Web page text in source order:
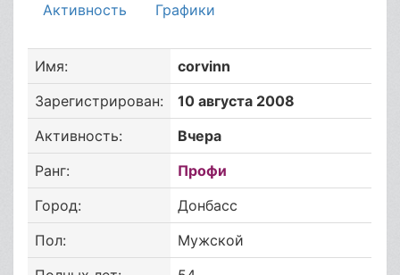
Активность Графики
Имя:
corvinn
Зарегистрирован:
10 августа 2008
Активность:
Вчера
Ранг:
Профи
Город:
Донбасс
Пол:
Мужской